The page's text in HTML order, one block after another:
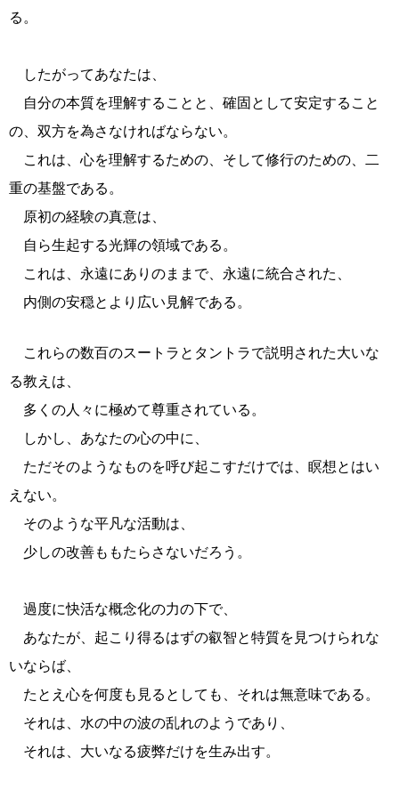
る。
したがってあなたは、
自分の本質を理解することと、確固として安定すること
の、双方を為さなければならない。
これは、心を理解するための、そして修行のための、二
重の基盤である。
原初の経験の真意は、
自ら生起する光輝の領域である。
これは、永遠にありのままで、永遠に統合された、
内側の安穏とより広い見解である。
これらの数百のスートラとタントラで説明された大いな
る教えは、
多くの人々に極めて尊重されている。
しかし、あなたの心の中に、
ただそのようなものを呼び起こすだけでは、瞑想とはい
えない。
そのような平凡な活動は、
少しの改善ももたらさないだろう。
過度に快活な概念化の力の下で、
あなたが、起こり得るはずの叡智と特質を見つけられな
いならば、
たとえ心を何度も見るとしても、それは無意味である。
それは、水の中の波の乱れのようであり、
それは、大いなる疲弊だけを生み出す。